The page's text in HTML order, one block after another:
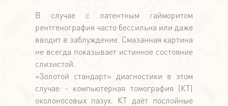
В случае с латентным гайморитом
рентгенография часто бессильна или даже
вводит в заблуждение. Смазанная картина
не всегда показывает истинное состояние
слизистой.
«Золотой стандарт» диагностики в этом
случае - компьютерная томография (КТ)
околоносовых пазух. КТ даёт послойные